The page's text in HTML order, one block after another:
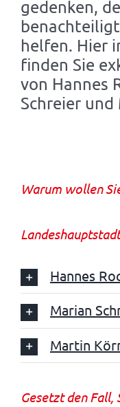
gedenken,
helfen. Hier
finden Sie
von Hannes
Schreier
Warum wollen
Hannes
Marian
Martin
Gesetzt den